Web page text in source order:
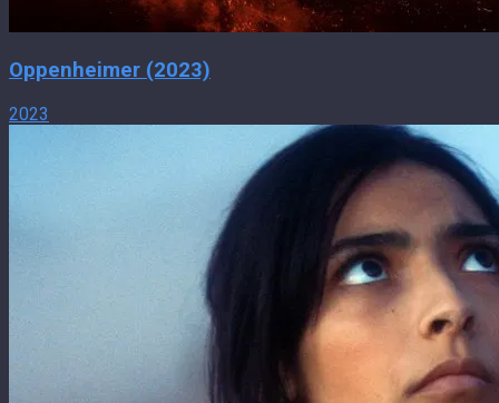
Oppenheimer (2023)
2023